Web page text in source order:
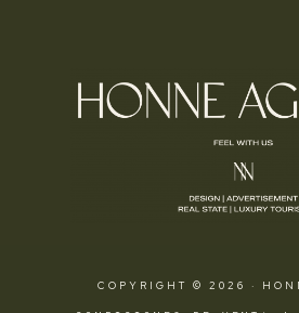
COPYRIGHT © 2026 ·